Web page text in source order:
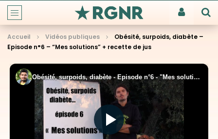
Accueil Vidéos publiques
Obésité, surpoids, diabète –
Episode n°6 – “Mes solutions” + recette de jus